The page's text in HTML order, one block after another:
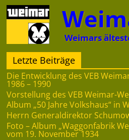
Zum
Inhalt
springen
Weimars
Letzte Beiträge
Die Entwicklung des VEB
1986 – 1990
Vorstellung des VEB Weimar-
Album „50 Jahre Volkshaus“ in
Herrn Generaldirektor
Foto – Album „Waggonfabrik
vom 19. November 1934